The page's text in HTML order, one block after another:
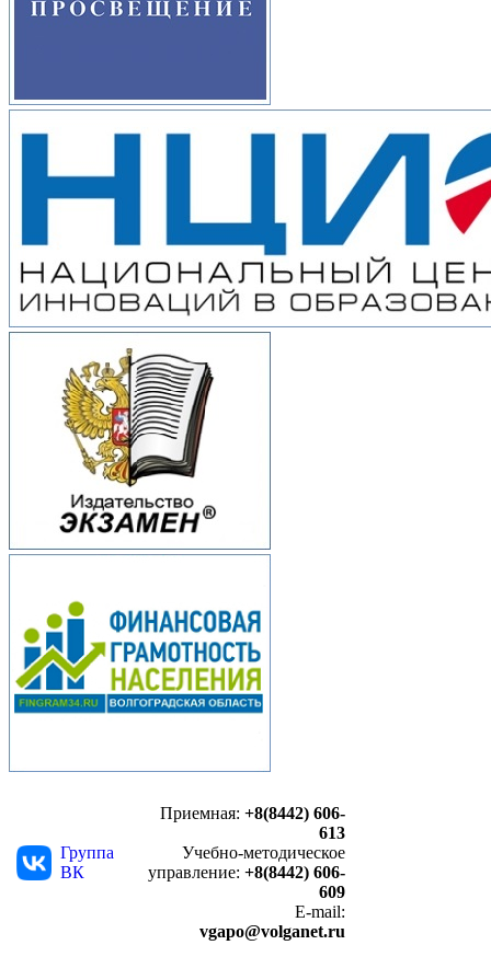
Группа
ВК
Приемная: +8(8442) 606-
613
Учебно-методическое
управление: +8(8442) 606-
609
E-mail:
vgapo@volganet.ru